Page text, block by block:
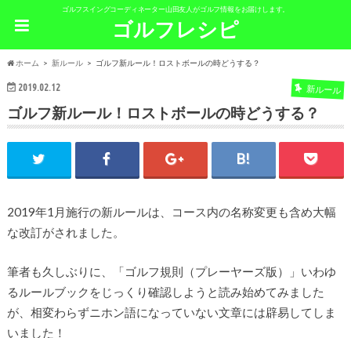
ゴルフスイングコーディネーター山田友人がゴルフ情報をお届けします。
ゴルフレシピ
ホーム 新ルール ゴルフ新ルール！ロストボールの時どうする？
2019.02.12 新ルール
ゴルフ新ルール！ロストボールの時どうする？
2019年1月施行の新ルールは、コース内の名称変更も含め大幅
な改訂がされました。
筆者も久しぶりに、「ゴルフ規則（プレーヤーズ版）」いわゆ
るルールブックをじっくり確認しようと読み始めてみました
が、相変わらずニホン語になっていない文章には辟易してしま
いました！